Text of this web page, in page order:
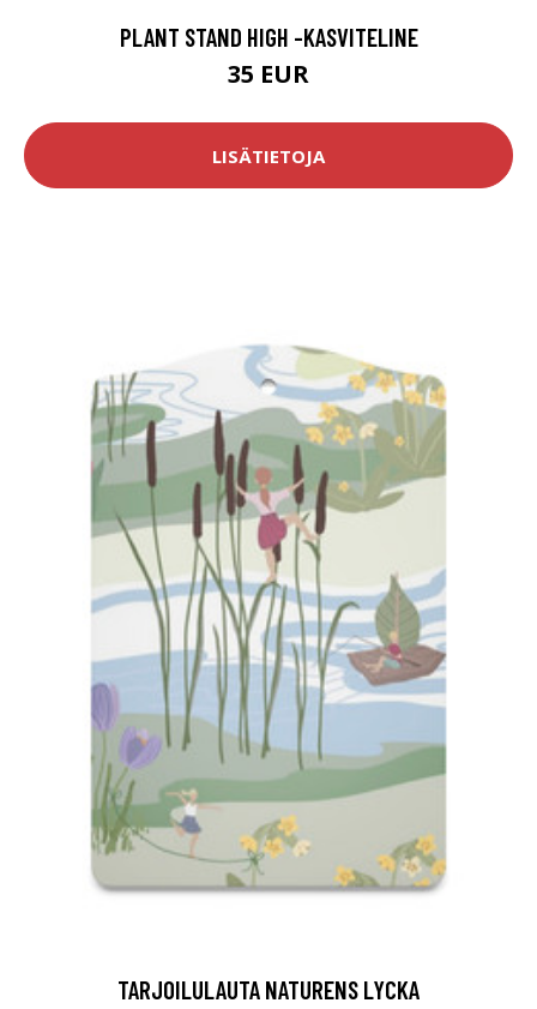
PLANT STAND HIGH -KASVITELINE
35 EUR
LISÄTIETOJA
TARJOILULAUTA NATURENS LYCKA